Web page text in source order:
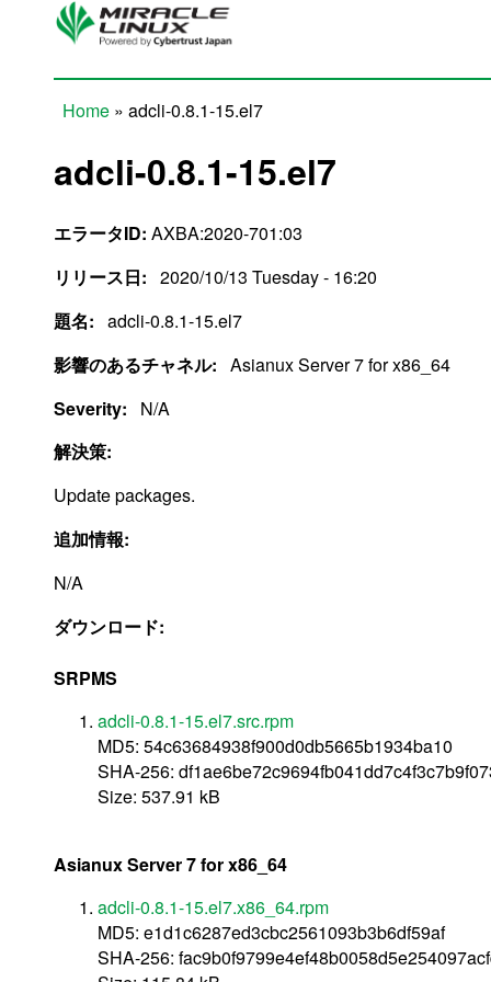
Skip to main content
Home » adcli-0.8.1-15.el7
adcli-0.8.1-15.el7
エラータID: AXBA:2020-701:03
リリース日: 2020/10/13 Tuesday - 16:20
題名: adcli-0.8.1-15.el7
影響のあるチャネル: Asianux Server 7 for x86_64
Severity:
N/A
解決策:
Update packages.
追加情報:
N/A
ダウンロード:
SRPMS
adcli-0.8.1-15.el7.src.rpm
MD5: 54c63684938f900d0db5665b1934ba10
SHA-256:
Size: 537.91 kB
Asianux Server 7 for x86_64
adcli-0.8.1-15.el7.x86_64.rpm
MD5: e1d1c6287ed3cbc2561093b3b6df59af
SHA-256: